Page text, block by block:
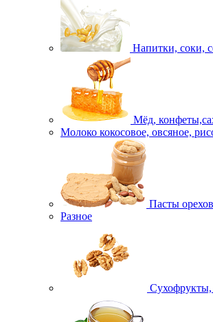
Напитки, соки,
Мёд,
Молоко кокосовое, овсяное,
Пасты
Разное
Сухофрукты,